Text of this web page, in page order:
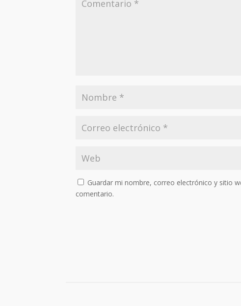
Guardar mi nombre, correo electrónico y sitio
comentario.